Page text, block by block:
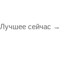
Лучшее сейчас →